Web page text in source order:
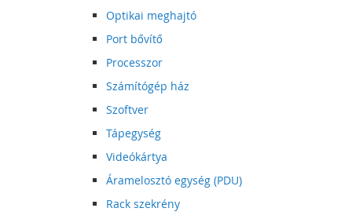
Optikai meghajtó
Port bővítő
Processzor
Számítógép ház
Szoftver
Tápegység
Videókártya
Áramelosztó egység (PDU)
Rack szekrény